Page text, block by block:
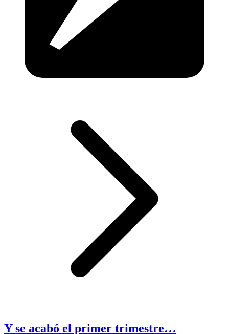
Y se acabó el primer trimestre…